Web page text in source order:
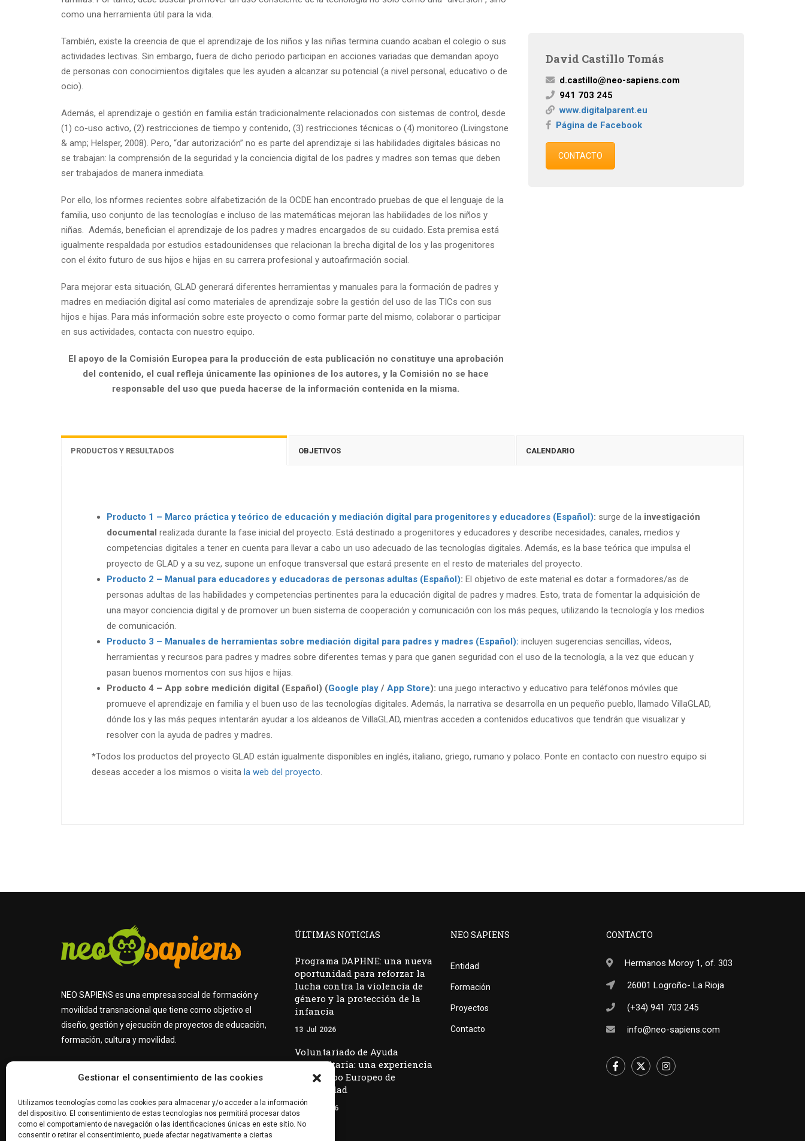
Gestionar el consentimiento de las cookies
Utilizamos tecnologías como las cookies para almacenar y/o acceder a la información
del dispositivo. El consentimiento de estas tecnologías nos permitirá procesar datos
como el comportamiento de navegación o las identificaciones únicas en este sitio. No
consentir o retirar el consentimiento, puede afectar negativamente a ciertas
como una herramienta útil para la vida.
También, existe la creencia de que el aprendizaje de los niños y las niñas termina cuando acaban el colegio o sus
actividades lectivas. Sin embargo, fuera de dicho periodo participan en acciones variadas que demandan apoyo
de personas con conocimientos digitales que les ayuden a alcanzar su potencial (a nivel personal, educativo o de
ocio).
Además, el aprendizaje o gestión en familia están tradicionalmente relacionados con sistemas de control, desde
(1) co-uso activo, (2) restricciones de tiempo y contenido, (3) restricciones técnicas o (4) monitoreo (Livingstone
& amp; Helsper, 2008). Pero, “dar autorización” no es parte del aprendizaje si las habilidades digitales básicas no
se trabajan: la comprensión de la seguridad y la conciencia digital de los padres y madres son temas que deben
ser trabajados de manera inmediata.
Por ello, los nformes recientes sobre alfabetización de la OCDE han encontrado pruebas de que el lenguaje de la
familia, uso conjunto de las tecnologías e incluso de las matemáticas mejoran las habilidades de los niños y
niñas. Además, benefician el aprendizaje de los padres y madres encargados de su cuidado. Esta premisa está
igualmente respaldada por estudios estadounidenses que relacionan la brecha digital de los y las progenitores
con el éxito futuro de sus hijos e hijas en su carrera profesional y autoafirmación social.
Para mejorar esta situación, GLAD generará diferentes herramientas y manuales para la formación de padres y
madres en mediación digital así como materiales de aprendizaje sobre la gestión del uso de las TICs con sus
hijos e hijas. Para más información sobre este proyecto o como formar parte del mismo, colaborar o participar
en sus actividades, contacta con nuestro equipo.
El apoyo de la Comisión Europea para la producción de esta publicación no constituye una aprobación
del contenido, el cual refleja únicamente las opiniones de los autores, y la Comisión no se hace
responsable del uso que pueda hacerse de la información contenida en la misma.
David Castillo Tomás
d.castillo@neo-sapiens.com
941 703 245
www.digitalparent.eu
Página de Facebook
CONTACTO
PRODUCTOS Y RESULTADOS OBJETIVOS CALENDARIO
Producto 1 – Marco práctica y teórico de educación y mediación digital para progenitores y educadores (Español): surge de la investigación
documental realizada durante la fase inicial del proyecto. Está destinado a progenitores y educadores y describe necesidades, canales, medios y
competencias digitales a tener en cuenta para llevar a cabo un uso adecuado de las tecnologías digitales. Además, es la base teórica que impulsa el
proyecto de GLAD y a su vez, supone un enfoque transversal que estará presente en el resto de materiales del proyecto.
Producto 2 – Manual para educadores y educadoras de personas adultas (Español): El objetivo de este material es dotar a formadores/as de
personas adultas de las habilidades y competencias pertinentes para la educación digital de padres y madres. Esto, trata de fomentar la adquisición de
una mayor conciencia digital y de promover un buen sistema de cooperación y comunicación con los más peques, utilizando la tecnología y los medios
de comunicación.
Producto 3 – Manuales de herramientas sobre mediación digital para padres y madres (Español): incluyen sugerencias sencillas, vídeos,
herramientas y recursos para padres y madres sobre diferentes temas y para que ganen seguridad con el uso de la tecnología, a la vez que educan y
pasan buenos momentos con sus hijos e hijas.
Producto 4 – App sobre medición digital (Español) (Google play / App Store): una juego interactivo y educativo para teléfonos móviles que
promueve el aprendizaje en familia y el buen uso de las tecnologías digitales. Además, la narrativa se desarrolla en un pequeño pueblo, llamado VillaGLAD,
dónde los y las más peques intentarán ayudar a los aldeanos de VillaGLAD, mientras acceden a contenidos educativos que tendrán que visualizar y
resolver con la ayuda de padres y madres.
*Todos los productos del proyecto GLAD están igualmente disponibles en inglés, italiano, griego, rumano y polaco. Ponte en contacto con nuestro equipo si
deseas acceder a los mismos o visita la web del proyecto.
NEO SAPIENS es una empresa social de formación y
movilidad transnacional que tiene como objetivo el
diseño, gestión y ejecución de proyectos de educación,
formación, cultura y movilidad.
ÚLTIMAS NOTICIAS
Programa DAPHNE: una nueva
oportunidad para reforzar la
lucha contra la violencia de
género y la protección de la
infancia
13 Jul 2026
Voluntariado de Ayuda
Humanitaria: una experiencia
del Cuerpo Europeo de
Solidaridad
2026
NEO SAPIENS
Entidad
Formación
Proyectos
Contacto
CONTACTO
Hermanos Moroy 1, of. 303
26001 Logroño- La Rioja
(+34) 941 703 245
info@neo-sapiens.com